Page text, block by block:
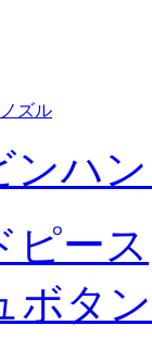
ズル
ンハ
ピース
ボタン